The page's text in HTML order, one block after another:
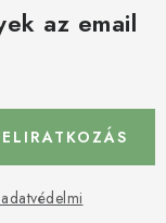
az email